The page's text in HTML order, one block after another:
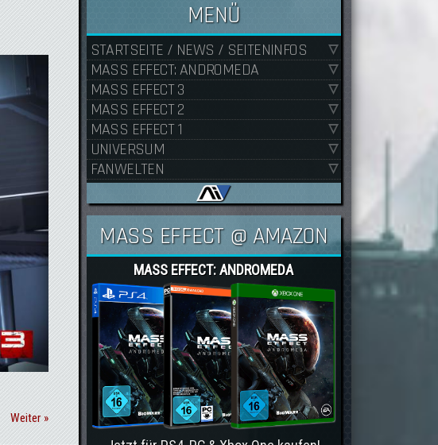
Weiter »
MENÜ
STARTSEITE / NEWS / SEITENINFOS
MASS EFFECT: ANDROMEDA
MASS EFFECT 3
MASS EFFECT 2
MASS EFFECT 1
UNIVERSUM
FANWELTEN
MASS EFFECT @ AMAZON
MASS EFFECT: ANDROMEDA